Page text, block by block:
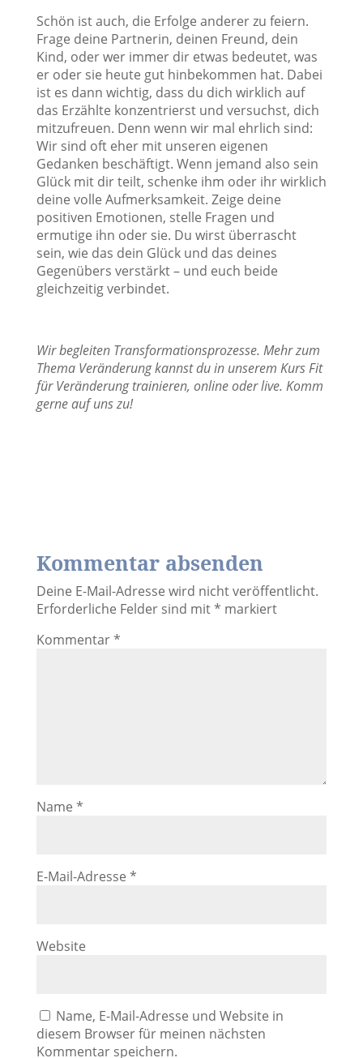
Schön ist auch, die Erfolge anderer zu feiern.
Frage deine Partnerin, deinen Freund, dein
Kind, oder wer immer dir etwas bedeutet, was
er oder sie heute gut hinbekommen hat. Dabei
ist es dann wichtig, dass du dich wirklich auf
das Erzählte konzentrierst und versuchst, dich
mitzufreuen. Denn wenn wir mal ehrlich sind:
Wir sind oft eher mit unseren eigenen
Gedanken beschäftigt. Wenn jemand also sein
Glück mit dir teilt, schenke ihm oder ihr wirklich
deine volle Aufmerksamkeit. Zeige deine
positiven Emotionen, stelle Fragen und
ermutige ihn oder sie. Du wirst überrascht
sein, wie das dein Glück und das deines
Gegenübers verstärkt – und euch beide
gleichzeitig verbindet.
Wir begleiten Transformationsprozesse. Mehr zum
Thema Veränderung kannst du in unserem Kurs Fit
für Veränderung trainieren, online oder live. Komm
gerne auf uns zu!
Kommentar absenden
Deine E-Mail-Adresse wird nicht veröffentlicht.
Erforderliche Felder sind mit* markiert
Kommentar*
Name *
E-Mail-Adresse *
Website
Name, E-Mail-Adresse und Website in
diesem Browser für meinen nächsten
Kommentar speichern.